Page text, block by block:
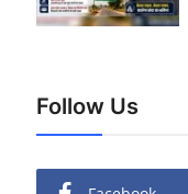
Follow Us